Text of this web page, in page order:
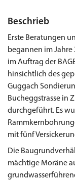
Beschrieb
Erste Beratungen
begannen im Jahre
im Auftrag der
hinsichtlich des
Guggach
Bucheggstrasse in
durchgeführt. Es
mit fünf
Die
mächtige Moräne